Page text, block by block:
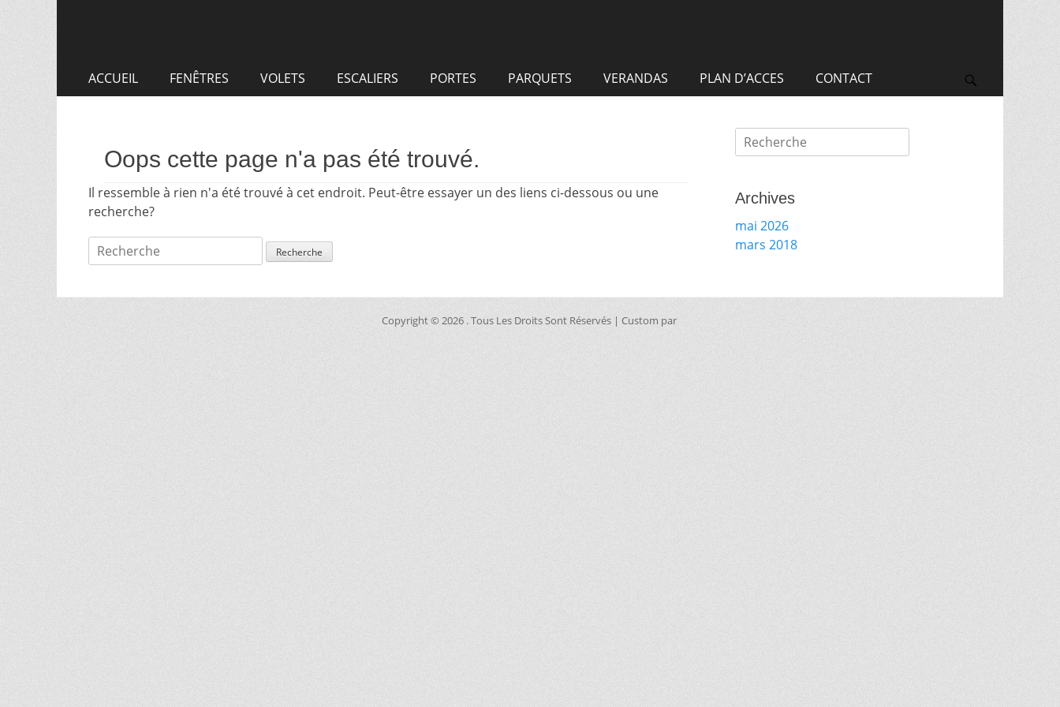
ACCUEIL
FENÊTRES VOLETS ESCALIERS PORTES PARQUETS VERANDAS PLAN D’ACCES CONTACT
Oops cette page n'a pas été trouvé.
Il ressemble à rien n'a été trouvé à cet endroit. Peut-être essayer un des liens ci-dessous ou une
recherche?
Recherche
pour:
Recherche
pour:
Archives
mai 2026
mars 2018
Copyright © 2026 . Tous Les Droits Sont Réservés | Custom par